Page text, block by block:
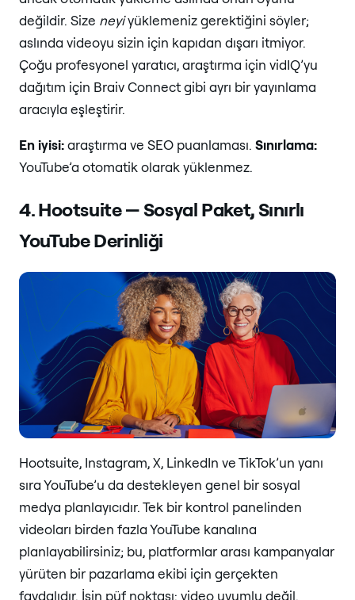
değildir. Size neyiyüklemeniz gerektiğini söyler;
aslında videoyu sizin için kapıdan dışarı itmiyor.
Çoğu profesyonel yaratıcı, araştırma için vidIQ’yu
dağıtım için Braiv Connect gibi ayrı bir yayınlama
aracıyla eşleştirir.
En iyisi:araştırma ve SEO puanlaması. Sınırlama:
YouTube’a otomatik olarak yüklenmez.
4. Hootsuite — Sosyal Paket, Sınırlı
YouTube Derinliği
Hootsuite, Instagram, X, LinkedIn ve TikTok’un yanı
sıra YouTube’u da destekleyen genel bir sosyal
medya planlayıcıdır. Tek bir kontrol panelinden
videoları birden fazla YouTube kanalına
planlayabilirsiniz; bu, platformlar arası kampanyalar
yürüten bir pazarlama ekibi için gerçekten
faydalıdır. İşin püf noktası: video uyumlu değil.